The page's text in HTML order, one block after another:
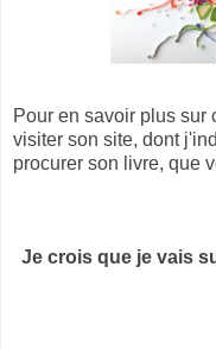
Pour en savoir plus sur
visiter son site, dont
procurer son livre, que
Je crois que je vais